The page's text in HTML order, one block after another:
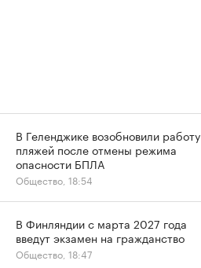
В Геленджике возобновили работу
пляжей после отмены режима
опасности БПЛА
Общество, 18:54
В Финляндии с марта 2027 года
введут экзамен на гражданство
Общество, 18:47